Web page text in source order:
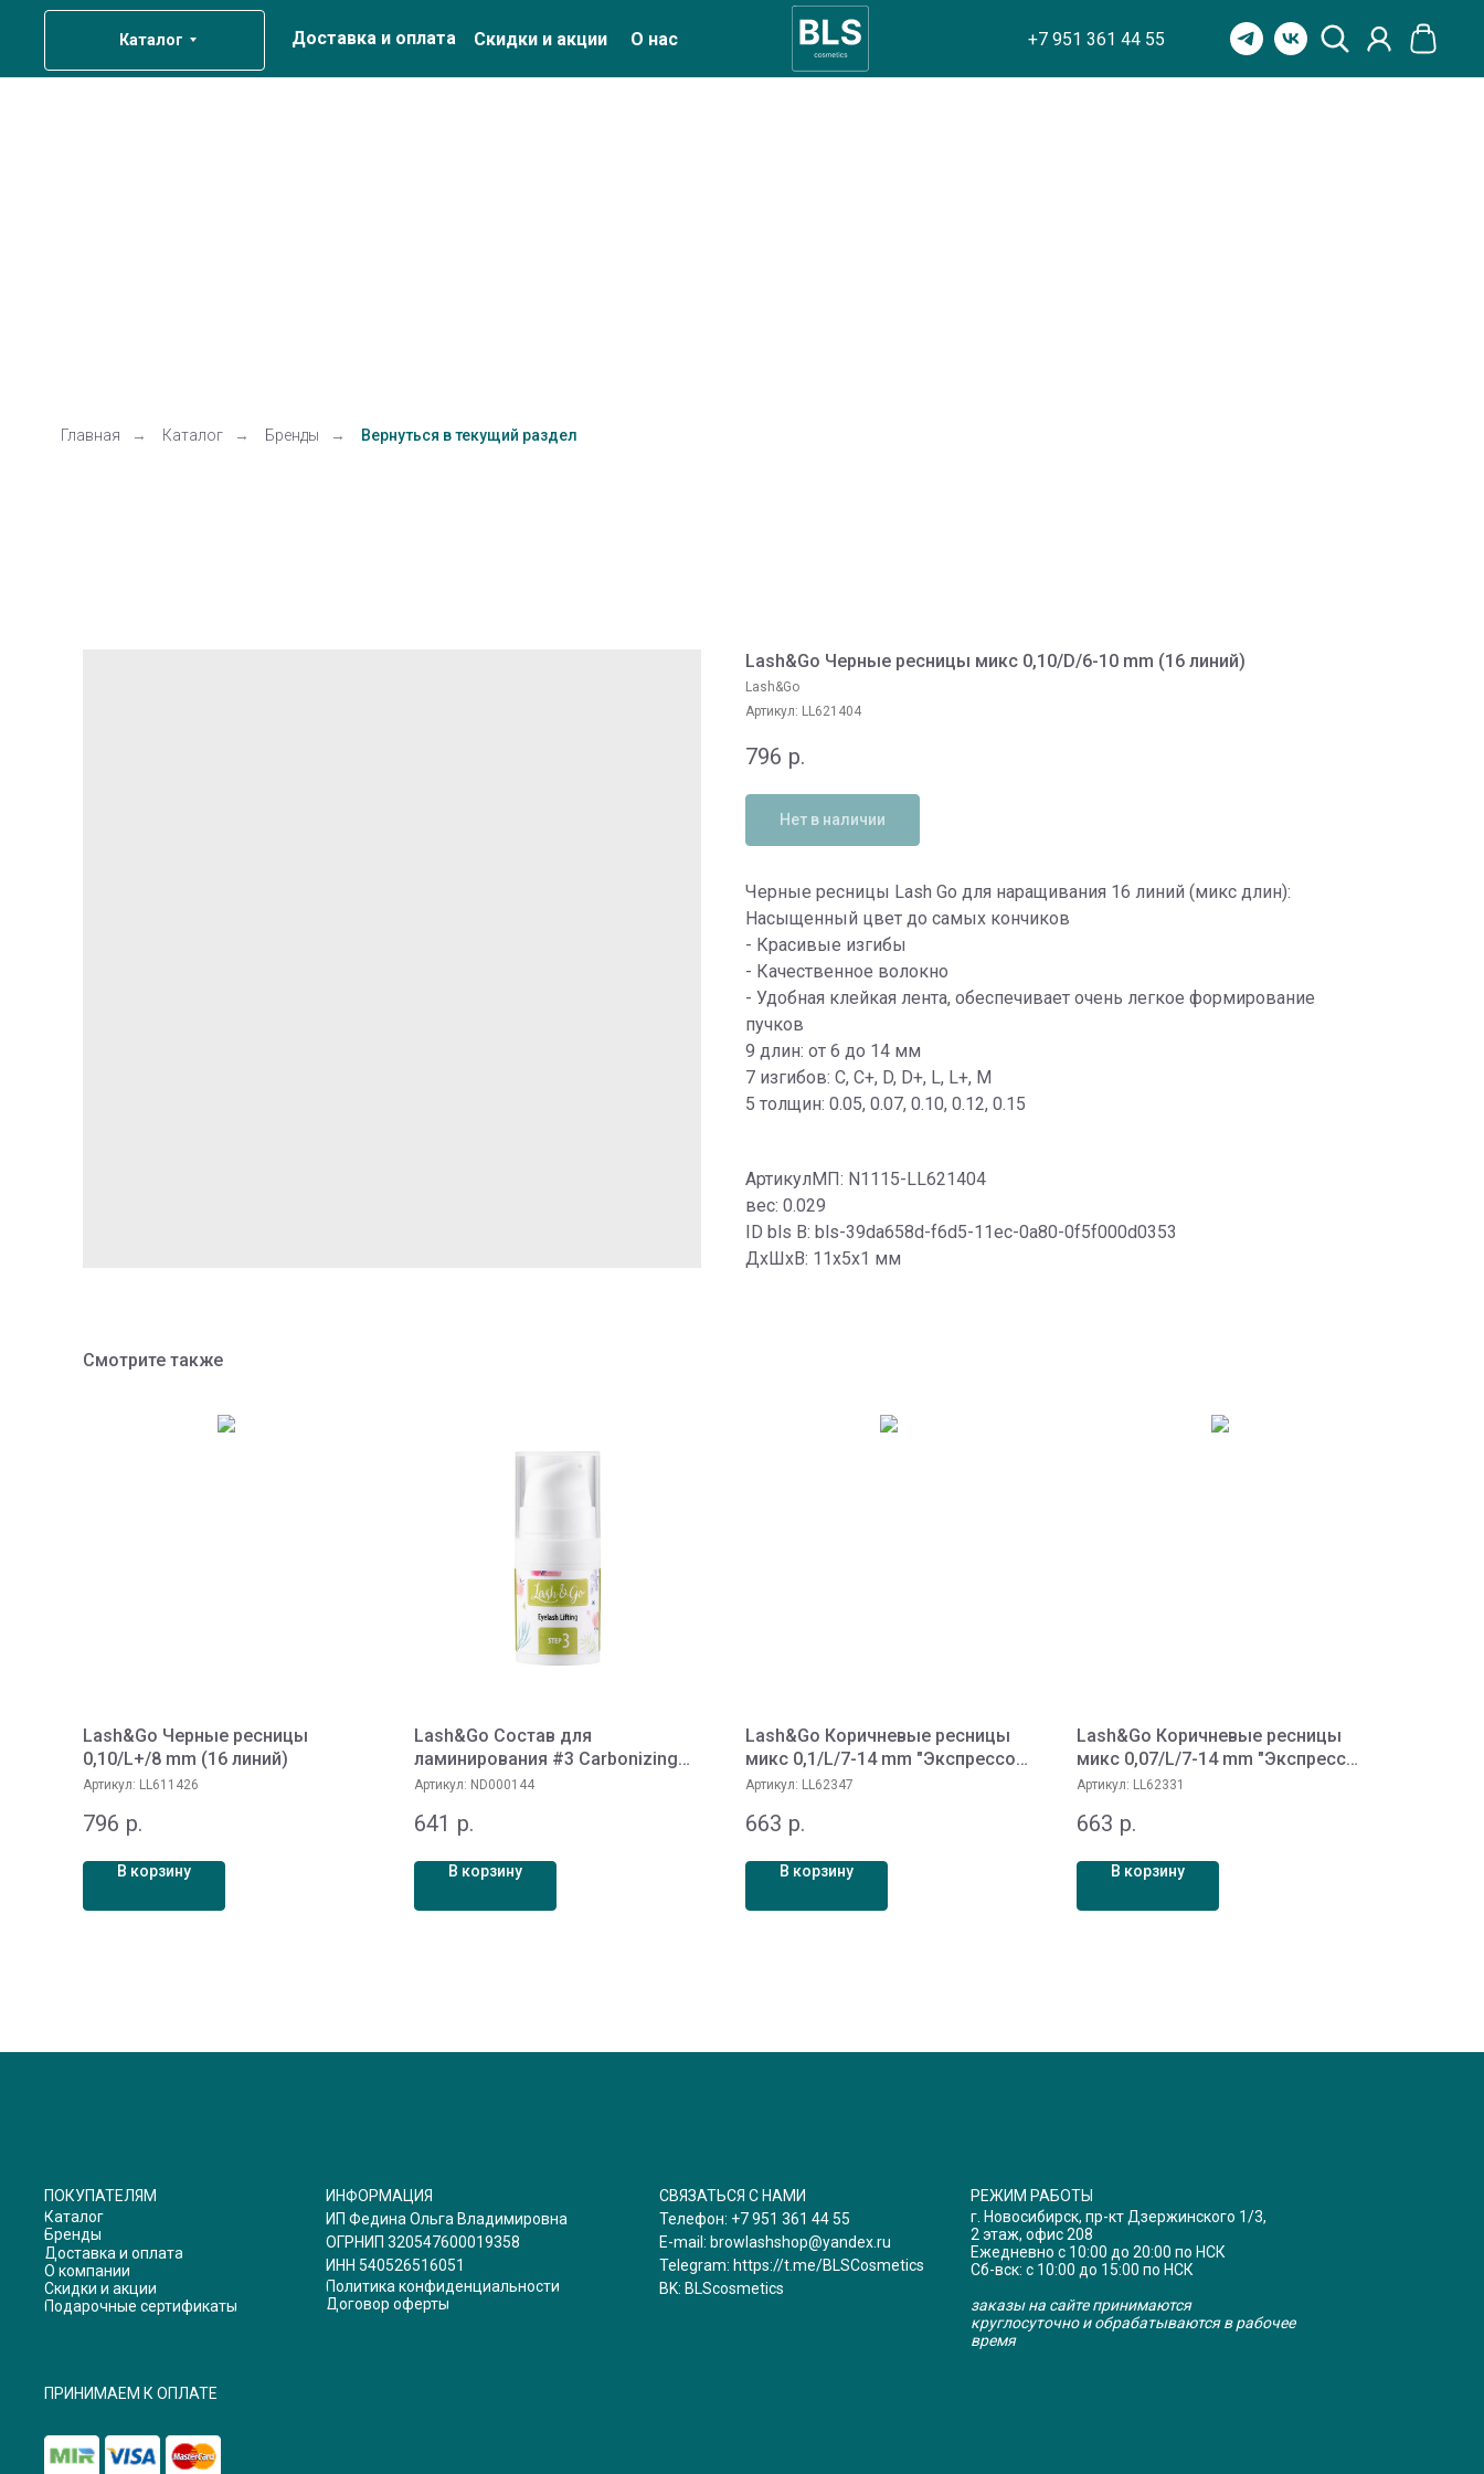
Каталог О нас
Доставка и оплата Скидки и акции +7 951 361 44 55
Главная → Каталог → Бренды → Вернуться в текущий раздел
Lash&Go Черные ресницы микс 0,10/D/6-10 mm (16 линий)
Lash&Go
Артикул: LL621404
796 р.
Нет в наличии
Черные ресницы Lash Go для наращивания 16 линий (микс длин):
Насыщенный цвет до самых кончиков
- Красивые изгибы
- Качественное волокно
- Удобная клейкая лента, обеспечивает очень легкое формирование
пучков
9 длин: от 6 до 14 мм
7 изгибов: C, C+, D, D+, L, L+, M
5 толщин: 0.05, 0.07, 0.10, 0.12, 0.15
АртикулМП: N1115-LL621404
вес: 0.029
ID bls В: bls-39da658d-f6d5-11ec-0a80-0f5f000d0353
ДxШxВ: 11x5x1 мм
Смотрите также
Lash&Go Черные ресницы
0,10/L+/8 mm (16 линий)
Артикул: LL611426
796 р.
В корзину
Lash&Go Состав для
ламинирования #3 Carbonizing
cream во флаконе 5 мл
Артикул: ND000144
641 р.
В корзину
Lash&Go Коричневые ресницы
микс 0,1/L/7-14 mm "Экспрессо"
(16 линий)
Артикул: LL62347
663 р.
В корзину
Lash&Go Коричневые ресницы
микс 0,07/L/7-14 mm "Экспрессо"
(16 линий)
Артикул: LL62331
663 р.
В корзину
ПОКУПАТЕЛЯМ
Каталог
Бренды
Доставка и оплата
О компании
Скидки и акции
Подарочные сертификаты
ИНФОРМАЦИЯ
ИП Федина Ольга Владимировна
ОГРНИП 320547600019358
ИНН 540526516051
Политика конфиденциальности
Договор оферты
СВЯЗАТЬСЯ С НАМИ
Телефон: +7 951 361 44 55
E-mail: browlashshop@yandex.ru
Telegram: https://t.me/BLSCosmetics
BK: BLScosmetics
РЕЖИМ РАБОТЫ
г. Новосибирск, пр-кт Дзержинского 1/3,
2 этаж, офис 208
Ежедневно с 10:00 до 20:00 по НСК
Сб-вск: с 10:00 до 15:00 по НСК
заказы на сайте принимаются
круглосуточно и обрабатываются в рабочее
время
ПРИНИМАЕМ К ОПЛАТЕ